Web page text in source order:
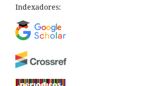
Indexadores: